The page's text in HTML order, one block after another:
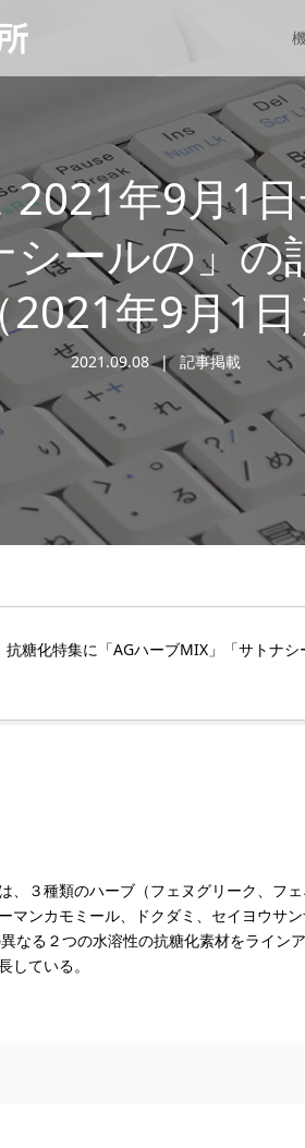
年9月1
ールの」の
2021年9月1日
2021.09.08 記事掲載
糖化特集に「AGハーブMIX」「サトナ
、３種類のハーブ（フェヌグリーク、フ
マンカモミール、ドクダミ、セイヨウサ
なる２つの水溶性の抗糖化素材をライン
している。